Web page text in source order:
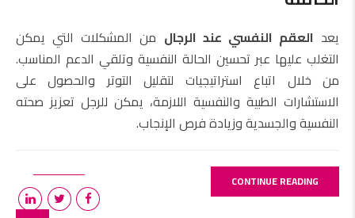
يعد العقم النفسي عند الرجال من المشكلات التي يمكن
التغلب عليها عبر تحسين الحالة النفسية وتلقي الدعم المناسب.
من خلال اتباع استراتيجيات لتقليل التوتر والحصول على
الاستشارات الطبية والنفسية اللازمة، يمكن للرجل تعزيز صحته
النفسية والجسدية وزيادة فرص الإنجاب.
CONTINUE READING